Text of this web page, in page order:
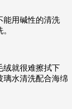
能用碱性的清洗
绒就很难擦拭下
璃水清洗配合海绵